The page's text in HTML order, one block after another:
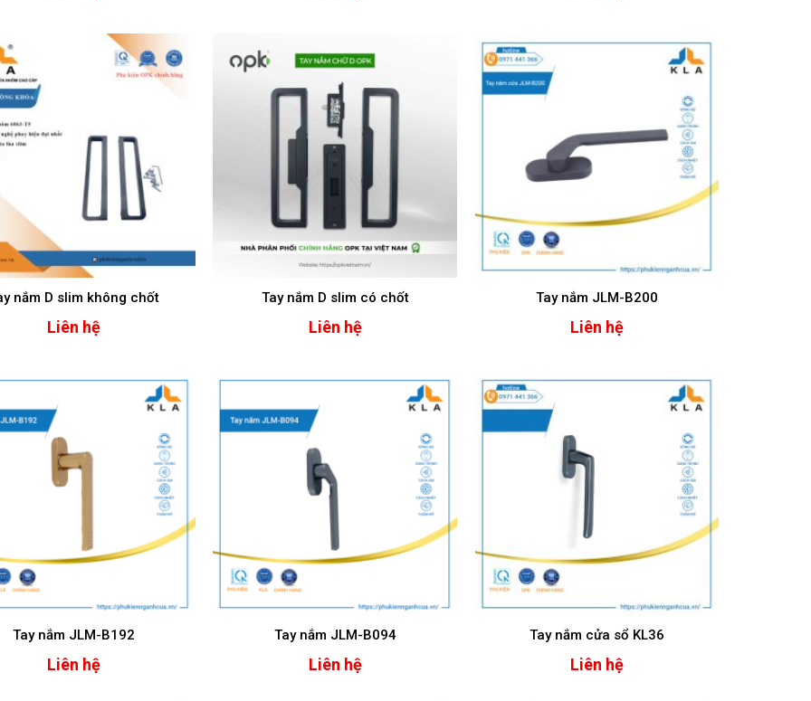
nắm D slim không chốt
Liên hệ
Tay nắm D slim có chốt
Liên hệ
Tay nắm JLM-B200
Liên hệ
Tay nắm JLM-B192
Liên hệ
Tay nắm JLM-B094
Liên hệ
Tay nắm cửa sổ KL36
Liên hệ